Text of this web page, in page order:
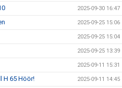
2025-09-30 16:47
2025-09-25 15:06
2025-09-25 15:04
2025-09-25 13:39
2025-09-11 15:31
H 65 Höör! 2025-09-11 14:45